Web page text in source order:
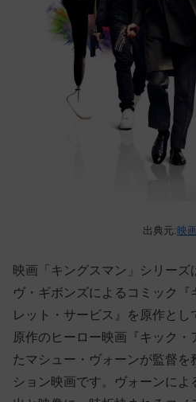
出典元:映
映画「キングスマン」シリーズ
ヴ・ギボンズによるコミック『
レット・サービス』を原作と
原作のヒーロー映画『キック
たマシュー・ヴォーンが監督を
ション映画です。ヴォーンに